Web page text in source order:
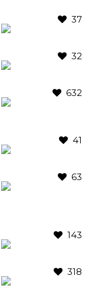
37
32
632
41
63
143
318